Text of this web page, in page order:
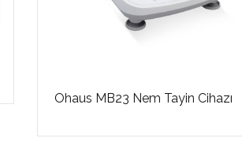
Ohaus MB23 Nem Tayin Cihazı